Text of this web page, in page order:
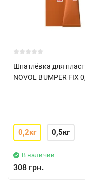
Шпатлёвка для
NOVOL BUMPER FIX
0,2кг 0,5кг
В наличии
308 грн.